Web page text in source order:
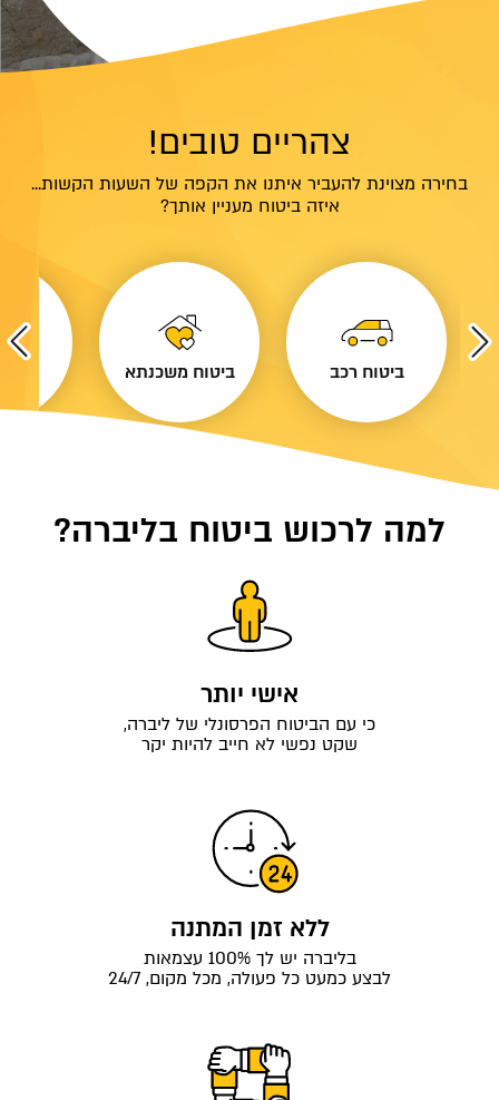
צהריים טובים!
בחירה מצוינת להעביר איתנו את הקפה של השעות הקשות...
איזה ביטוח מעניין אותך?
ביטוח רכב ביטוח משכנתא
למה לרכוש ביטוח בליברה?
אישי יותר
כי עם הביטוח הפרסונלי של ליברה,
שקט נפשי לא חייב להיות יקר
ללא זמן המתנה
בליברה יש לך 100% עצמאות
לבצע כמעט כל פעולה, מכל מקום, 24/7